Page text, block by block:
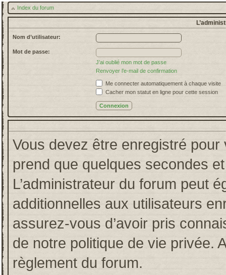
Index du forum
Nom d’utilisateur:
Mot de passe:
J’ai oublié mon mot de passe
Renvoyer l’e-mail de confirmation
Me connecter automatiquement à chaque visite
Cacher mon statut en ligne pour cette session
Vous devez être enregistré pour
prend que quelques secondes
L’administrateur du forum peut
additionnelles aux utilisateurs
assurez-vous d’avoir pris
de notre politique de vie privée.
règlement du forum.